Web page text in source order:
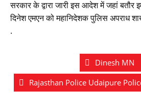
सरकार के द्वारा जारी इस आदेश में जहां बतौर
दिनेश एमएन को महानिदेशक पुलिस अपराध
.
Dinesh MN
Rajasthan Police Udaipure